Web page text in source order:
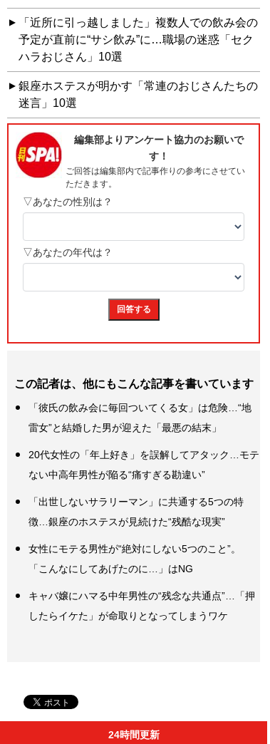
「近所に引っ越しました」複数人での飲み会の
予定が直前に“サシ飲み”に…職場の迷惑「セク
ハラおじさん」10選
銀座ホステスが明かす「常連のおじさんたちの
迷言」10選
この記者は、他にもこんな記事を書いています
「彼氏の飲み会に毎回ついてくる女」は危険…“地
雷女”と結婚した男が迎えた「最悪の結末」
20代女性の「年上好き」を誤解してアタック…モテ
ない中高年男性が陥る“痛すぎる勘違い”
「出世しないサラリーマン」に共通する5つの特
徴…銀座のホステスが見続けた“残酷な現実”
女性にモテる男性が“絶対にしない5つのこと”。
「こんなにしてあげたのに…」はNG
キャバ嬢にハマる中年男性の“残念な共通点”…「押
したらイケた」が命取りとなってしまうワケ
24時間更新